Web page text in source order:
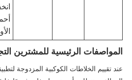
المواصفات الرئيسية للمشترين
عند تقييم الخلاطات الكوكبية المزدوجة